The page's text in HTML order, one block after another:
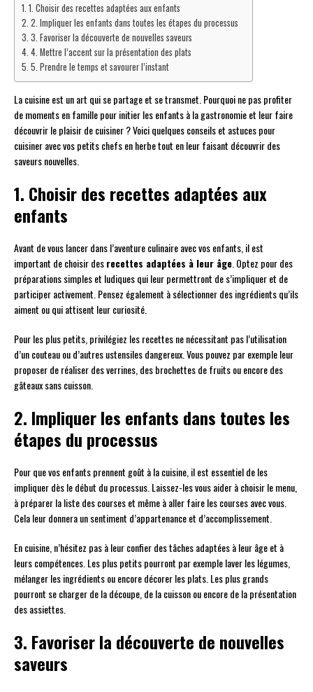
1. Choisir des recettes adaptées aux enfants
2. Impliquer les enfants dans toutes les étapes du processus
3. Favoriser la découverte de nouvelles saveurs
4. Mettre l’accent sur la présentation des plats
5. Prendre le temps et savourer l’instant
La cuisine est un art qui se partage et se transmet. Pourquoi ne pas profiter
de moments en famille pour initier les enfants à la gastronomie et leur faire
découvrir le plaisir de cuisiner ? Voici quelques conseils et astuces pour
cuisiner avec vos petits chefs en herbe tout en leur faisant découvrir des
saveurs nouvelles.
1. Choisir des recettes adaptées aux
enfants
Avant de vous lancer dans l’aventure culinaire avec vos enfants, il est
important de choisir desrecettes adaptées à leur âge . Optez pour des
préparations simples et ludiques qui leur permettront de s’impliquer et de
participer activement. Pensez également à sélectionner des ingrédients qu’ils
aiment ou qui attisent leur curiosité.
Pour les plus petits, privilégiez les recettes ne nécessitant pas l’utilisation
d’un couteau ou d’autres ustensiles dangereux. Vous pouvez par exemple leur
proposer de réaliser des verrines, des brochettes de fruits ou encore des
gâteaux sans cuisson.
2. Impliquer les enfants dans toutes les
étapes du processus
Pour que vos enfants prennent goût à la cuisine, il est essentiel de les
impliquer dès le début du processus. Laissez-les vous aider à choisir le menu,
à préparer la liste des courses et même à aller faire les courses avec vous.
Cela leur donnera un sentiment d’appartenance et d’accomplissement.
En cuisine, n’hésitez pas à leur confier des tâches adaptées à leur âge et à
leurs compétences. Les plus petits pourront par exemple laver les légumes,
mélanger les ingrédients ou encore décorer les plats. Les plus grands
pourront se charger de la découpe, de la cuisson ou encore de la présentation
des assiettes.
3. Favoriser la découverte de nouvelles
saveurs